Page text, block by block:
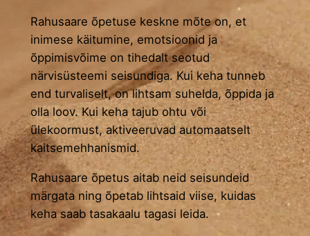
Rahusaare õpetuse keskne mõte on, et
inimese käitumine, emotsioonid ja
õppimisvõime on tihedalt seotud
närvisüsteemi seisundiga. Kui keha tunneb
end turvaliselt, on lihtsam suhelda, õppida ja
olla loov. Kui keha tajub ohtu või
ülekoormust, aktiveeruvad automaatselt
kaitsemehhanismid.
Rahusaare õpetus aitab neid seisundeid
märgata ning õpetab lihtsaid viise, kuidas
keha saab tasakaalu tagasi leida.